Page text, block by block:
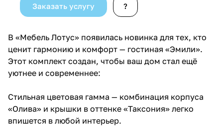
Заказать услугу ?
В «Мебель Лотус» появилась новинка для тех, кто
ценит гармонию и комфорт — гостиная «Эмили».
Этот комплект создан, чтобы ваш дом стал ещё
уютнее и современнее:
Стильная цветовая гамма — комбинация корпуса
«Олива» и крышки в оттенке «Таксония» легко
впишется в любой интерьер.